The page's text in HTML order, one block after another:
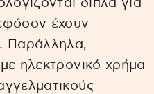
διπλά για
έχουν
Παράλληλα,
ηλεκτρονικό χρήμα